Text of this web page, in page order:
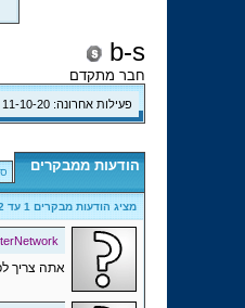
b-s
חבר מתקדם
פעילות אחרונה:
הודעות ממבקרים
מציג הודעות מבקרים 1 עד
אתה צריך